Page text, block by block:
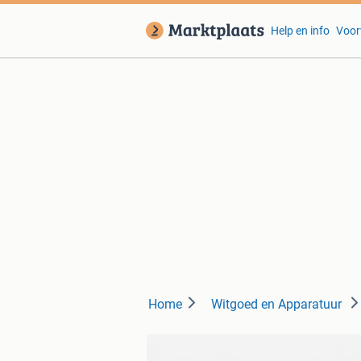
Help en info
Home Witgoed en Apparatuur